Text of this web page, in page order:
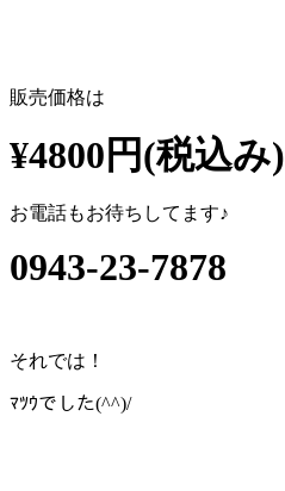
販売価格は
¥4800円(税込み)
お電話もお待ちしてます♪
0943-23-7878
それでは！
ﾏﾂｳでした(^^)/